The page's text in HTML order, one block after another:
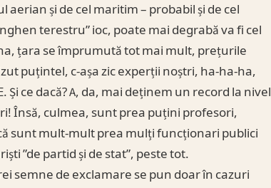
și de cel maritim – probabil și de cel
terestru” ioc, poate mai degrabă va fi cel
țara se împrumută tot mai mult, prețurile
puțintel, c-așa zic experții noștri, ha-ha-ha,
ce dacă? A, da, mai deținem un record la nivel
Însă, culmea, sunt prea puțini profesori,
sunt mult-mult prea mulți funcționari publici
”de partid și de stat”, peste tot.
semne de exclamare se pun doar în cazuri